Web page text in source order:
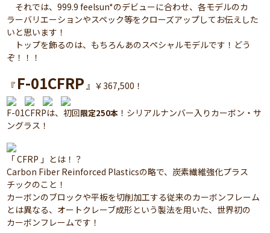
それでは、999.9 feelsun*のデビューに合わせ、各モデルのカ
ラーバリエーションやスペック等をクローズアップしてお伝えした
いと思います！
トップを飾るのは、もちろんあのスペシャルモデルです！どう
ぞ！！！
『 F-01CFRP 』￥367,500！
F-01CFRPは、初回限定250本 ！シリアルナンバー入りカーボン・サ
ングラス！
「 CFRP 」とは！？
Carbon Fiber Reinforced Plasticsの略で、炭素繊維強化プラス
チックのこと！
カーボンのブロックや平板を切削加工する従来のカーボンフレーム
とは異なる、オートクレーブ成形という製法を用いた、世界初の
カーボンフレームです！